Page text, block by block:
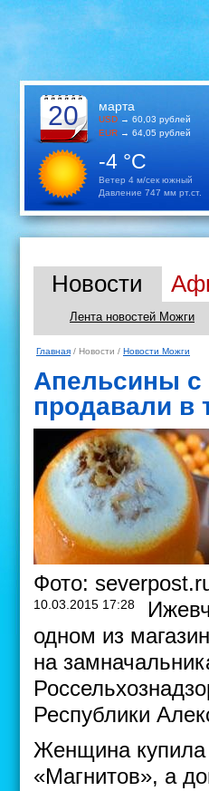
20 марта
USD → 60,03 рублей
EUR → 64,05 рублей
-4 °C
Ветер 4 м/сек южный
Давление 747 мм рт.ст.
Новости
Лента новостей Можги
Главная / Новости / Новости Можги
Апельсины с
продавали в
Фото:
10.03.2015 17:28
одном из
на
Республики
Женщина купила
«Магнитов», а